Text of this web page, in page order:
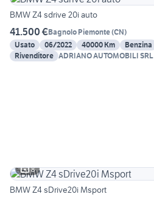
BMW Z4 sdrive 20i auto
41.500 €Bagnolo Piemonte(CN)
Usato
06/2022 40000 Km Benzina
Rivenditore ADRIANO AUTOMOBILI SRL
8
BMW Z4 sDrive20i Msport